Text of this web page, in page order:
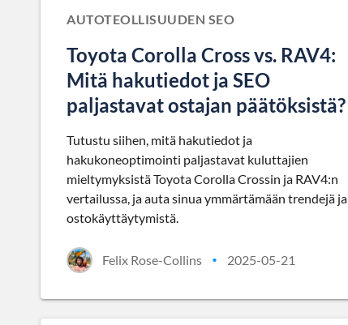
AUTOTEOLLISUUDEN SEO
Toyota Corolla Cross vs. RAV4:
Mitä hakutiedot ja SEO
paljastavat ostajan päätöksistä?
Tutustu siihen, mitä hakutiedot ja
hakukoneoptimointi paljastavat kuluttajien
mieltymyksistä Toyota Corolla Crossin ja RAV4:n
vertailussa, ja auta sinua ymmärtämään trendejä ja
ostokäyttäytymistä.
Felix Rose-Collins • 2025-05-21